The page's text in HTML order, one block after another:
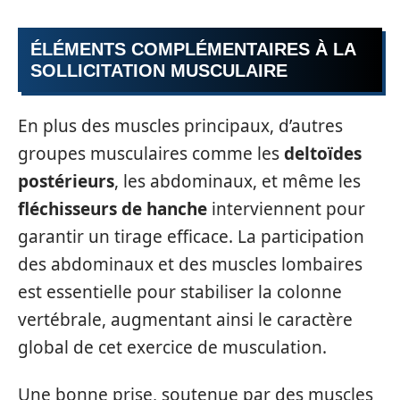
ÉLÉMENTS COMPLÉMENTAIRES À LA
SOLLICITATION MUSCULAIRE
En plus des muscles principaux, d’autres
groupes musculaires comme lesdeltoïdes
postérieurs, les abdominaux, et même les
fléchisseurs de hanche interviennent pour
garantir un tirage efficace. La participation
des abdominaux et des muscles lombaires
est essentielle pour stabiliser la colonne
vertébrale, augmentant ainsi le caractère
global de cet exercice de musculation.
Une bonne prise, soutenue par des muscles